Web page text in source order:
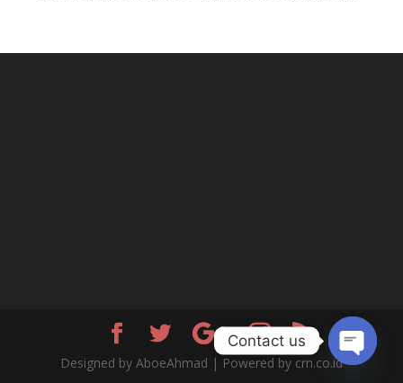
Designed by AboeAhmad | Powered by crn.co.id
Contact us